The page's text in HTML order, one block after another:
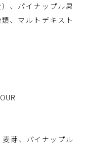
、パイナップル果
、マルトデキスト
芽、パイナップル